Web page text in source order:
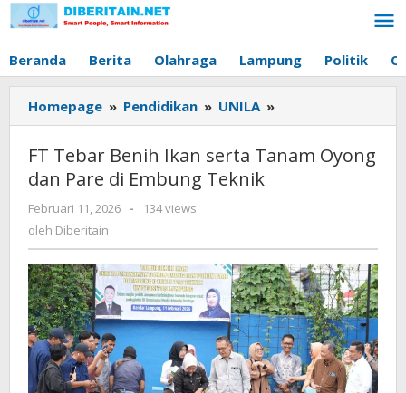
Lewati
ke
Beranda Berita Olahraga Lampung Politik
Homepage » Pendidikan » UNILA »
Tebar
Ikan
dan
Pare
di
Embung
Teknik
FT Tebar Benih Ikan serta Tanam Oyong
dan Pare di Embung Teknik
Februari 11, 2026
oleh
-
134 views
oleh Diberitain